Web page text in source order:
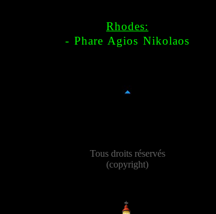
Rhodes:
- Phare Agios Nikolaos
Tous droits réservés
(copyright)